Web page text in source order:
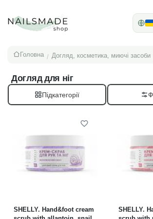
Головна / Догляд, косметика, миючі засоби
Догляд для ніг
Підкатегорії
SHELLY. Hand&foot cream
SHELLY.